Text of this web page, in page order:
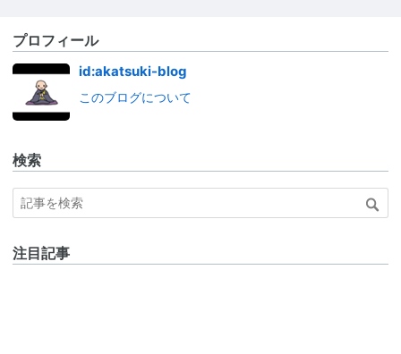
プロフィール
id:akatsuki-blog
このブログについて
検索
注目記事